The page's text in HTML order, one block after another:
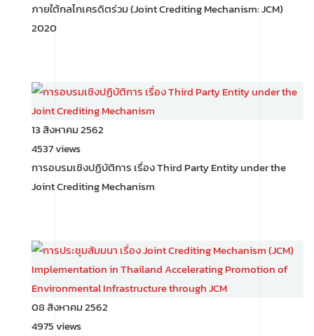
ภายใต้กลไกเครดิตร่วม (Joint Crediting Mechanism: JCM)
2020
13 สิงหาคม 2562
4537 views
การอบรมเชิงปฏิบัติการ เรื่อง Third Party Entity under the
Joint Crediting Mechanism
08 สิงหาคม 2562
4975 views